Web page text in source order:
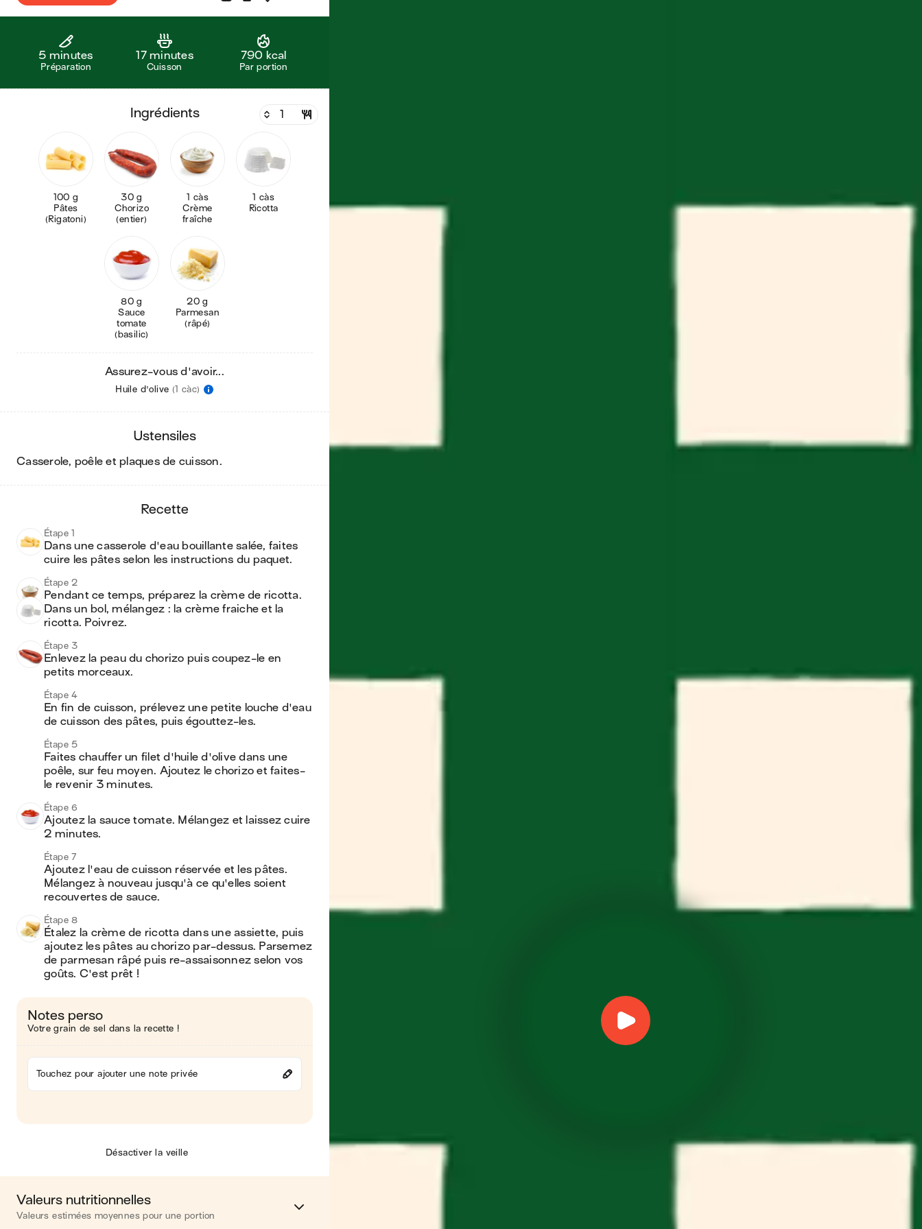
5 minutes
Préparation
17 minutes
Cuisson
790 kcal
Par portion
ingrédients
100 g
Pâtes
(Rigatoni)
30 g
Chorizo
(entier)
1 càs
Crème
fraîche
1 càs
Ricotta
80 g
Sauce
tomate
(basilic)
20 g
Parmesan
(râpé)
Assurez-vous d'avoir...
Huile d'olive (1 càc)
ustensiles
casserole, poêle et plaques de cuisson.
recette
Étape 1
Dans une casserole d'eau bouillante salée, faites
cuire les pâtes selon les instructions du paquet.
Étape 2
Pendant ce temps, préparez la crème de ricotta.
Dans un bol, mélangez : la crème fraiche et la
ricotta. Poivrez.
Étape 3
Enlevez la peau du chorizo puis coupez-le en
petits morceaux.
Étape 4
En fin de cuisson, prélevez une petite louche d'eau
de cuisson des pâtes, puis égouttez-les.
Étape 5
Faites chauffer un filet d'huile d'olive dans une
poêle, sur feu moyen. Ajoutez le chorizo et faites-
le revenir 3 minutes.
Étape 6
Ajoutez la sauce tomate. Mélangez et laissez cuire
2 minutes.
Étape 7
Ajoutez l'eau de cuisson réservée et les pâtes.
Mélangez à nouveau jusqu'à ce qu'elles soient
recouvertes de sauce.
Étape 8
Étalez la crème de ricotta dans une assiette, puis
ajoutez les pâtes au chorizo par-dessus. Parsemez
de parmesan râpé puis re-assaisonnez selon vos
goûts. C'est prêt !
Notes perso
Votre grain de sel dans la recette !
Touchez pour ajouter une note privée
Désactiver la veille
Valeurs nutritionnelles
Valeurs estimées moyennes pour une portion